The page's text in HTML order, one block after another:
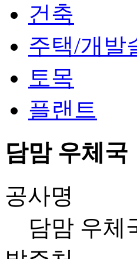
건축
주택/개발
토목
플랜트
담맘 우체국
공사명
담맘 우체